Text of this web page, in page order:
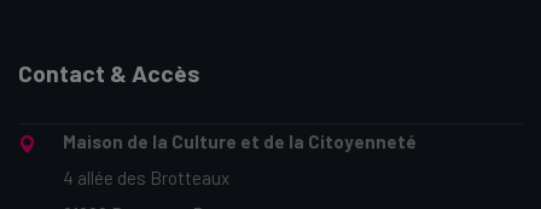
Contact & Accès
Maison de la Culture et de la Citoyenneté
4 allée des Brotteaux